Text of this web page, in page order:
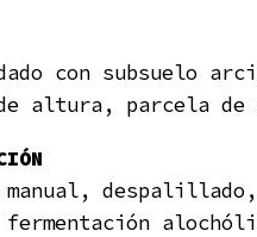
con subsuelo
altura, parcela de
manual,